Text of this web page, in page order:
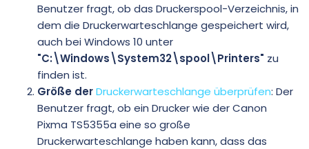
Benutzer fragt, ob das Druckerspool-Verzeichnis, in
dem die Druckerwarteschlange gespeichert wird,
auch bei Windows 10 unter
"C:\Windows\System32\spool\Printers" zu
finden ist.
Größe derDruckerwarteschlange überprüfen: Der
Benutzer fragt, ob ein Drucker wie der Canon
Pixma TS5355a eine so große
Druckerwarteschlange haben kann, dass das